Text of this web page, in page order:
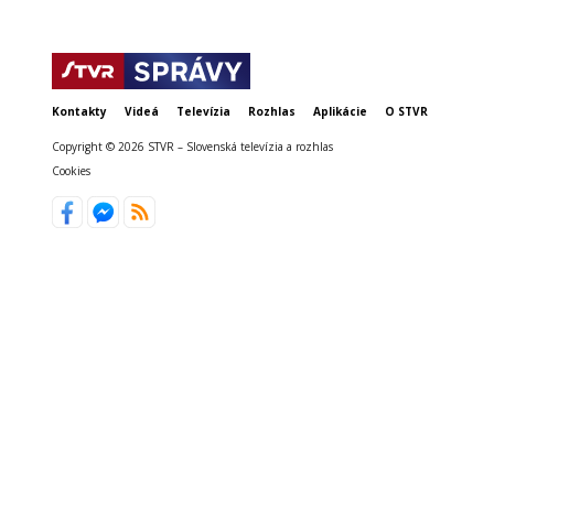
Kontakty Videá Televízia Rozhlas Aplikácie O STVR
Copyright © 2026 STVR – Slovenská televízia a rozhlas
Cookies